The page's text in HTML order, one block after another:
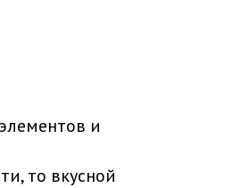
и
то вкусной